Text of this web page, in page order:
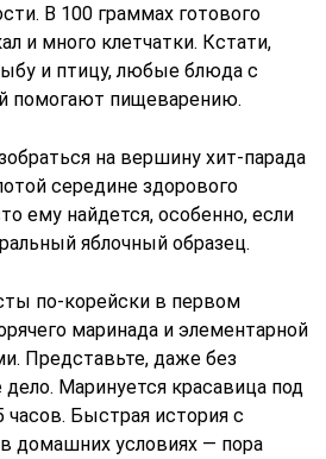
В 100 граммах готового
и много клетчатки. Кстати,
и птицу, любые блюда с
помогают пищеварению.
на вершину хит-парада
середине здорового
ему найдется, особенно, если
яблочный образец.
по-корейски в первом
маринада и элементарной
Представьте, даже без
Маринуется красавица под
Быстрая история с
домашних условиях — пора